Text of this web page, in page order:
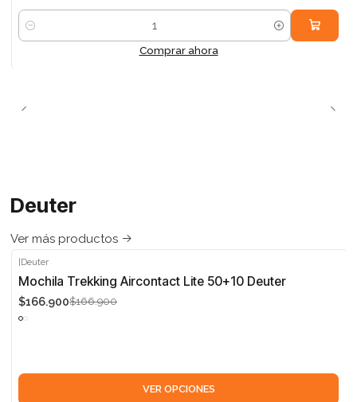
Cantidad
Comprar ahora
Deuter
Ver más productos
-5%
Deuter
Mochila Trekking Aircontact Lite 50+10 Deuter
$166.900$166.900
VER OPCIONES